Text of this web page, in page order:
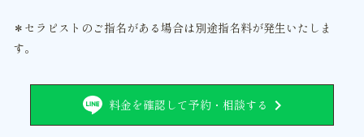
＊セラピストのご指名がある場合は別途指名料が発生いたしま
す。
料金を確認して予約・相談する chevron_right